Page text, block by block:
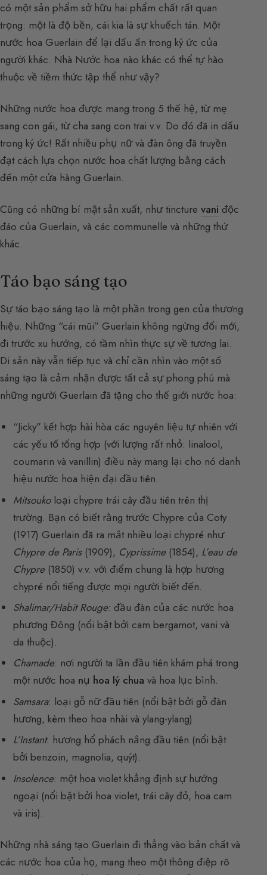
có một sản phẩm sở hữu hai phẩm chất rất quan
trọng: một là độ bền, cái kia là sự khuếch tán. Một
nước hoa Guerlain để lại dấu ấn trong ký ức của
người khác. Nhà Nước hoa nào khác có thể tự hào
thuộc về tiềm thức tập thể như vậy?
Những nước hoa được mang trong 5 thế hệ, từ mẹ
sang con gái, từ cha sang con trai v.v. Do đó đã in dấu
trong ký ức! Rất nhiều phụ nữ và đàn ông đã truyền
đạt cách lựa chọn nước hoa chất lượng bằng cách
đến một cửa hàng Guerlain.
Cũng có những bí mật sản xuất, như tincture vani độc
đáo của Guerlain, và các communelle và những thứ
khác.
Táo bạo sáng tạo
Sự táo bạo sáng tạo là một phần trong gen của thương
hiệu. Những “cái mũi” Guerlain không ngừng đổi mới,
đi trước xu hướng, có tầm nhìn thực sự về tương lai.
Di sản này vẫn tiếp tục và chỉ cần nhìn vào một số
sáng tạo là cảm nhận được tất cả sự phong phú mà
những người Guerlain đã tặng cho thế giới nước hoa:
“Jicky” kết hợp hài hòa các nguyên liệu tự nhiên với
các yếu tố tổng hợp (với lượng rất nhỏ: linalool,
coumarin và vanillin) điều này mang lại cho nó danh
hiệu nước hoa hiện đại đầu tiên.
Mitsoukoloại chypre trái cây đầu tiên trên thị
trường. Bạn có biết rằng trước Chypre của Coty
(1917) Guerlain đã ra mắt nhiều loại chypré như
Chypre de Paris(1909), Cyprissime(1854), L’eau de
Chypre(1850) v.v. với điểm chung là hợp hương
chypré nổi tiếng được mọi người biết đến.
Shalimar/Habit Rouge: đầu đàn của các nước hoa
phương Đông (nổi bật bởi cam bergamot, vani và
da thuộc).
Chamade: nơi người ta lần đầu tiên khám phá trong
một nước hoa nụ hoa lý chua và hoa lục bình.
Samsara: loại gỗ nữ đầu tiên (nổi bật bởi gỗ đàn
hương, kèm theo hoa nhài và ylang-ylang).
L’Instant: hương hổ phách nắng đầu tiên (nổi bật
bởi benzoin, magnolia, quýt).
Insolence: một hoa violet khẳng định sự hướng
ngoại (nổi bật bởi hoa violet, trái cây đỏ, hoa cam
và iris).
Những nhà sáng tạo Guerlain đi thẳng vào bản chất và
các nước hoa của họ, mang theo một thông điệp rõ